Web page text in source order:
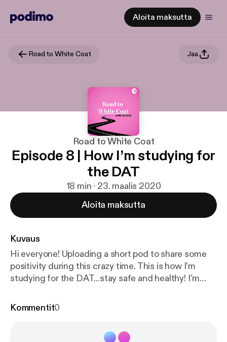
Aloita maksutta
Road to White Coat Jaa
Road to White Coat
Episode 8 | How I’m studying for
the DAT
18 min · 23. maalis 2020
Aloita maksutta
Kuvaus
Hi everyone! Uploading a short pod to share some
positivity during this crazy time. This is how I’m
studying for the DAT...stay safe and healthy! I’m
me at edinapilipovic@gmail.com :)
Kommentit0